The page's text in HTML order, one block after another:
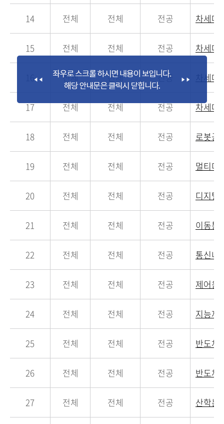
14 전체 전체 전공 차세대
15 전체 전체 전공 차세대
전체 전체 전공 차세대
17 전체 전체 전공 차세대
18 전체 전체 전공 로봇공
19 전체 전체 전공 멀티미
20 전체 전체 전공 디지털
21 전체 전체 전공 이동통
22 전체 전체 전공 통신네
23 전체 전체 전공 제어응
24 전체 전체 전공 지능제
25 전체 전체 전공 반도체
26 전체 전체 전공 반도체
27 전체 전체 전공 산학논